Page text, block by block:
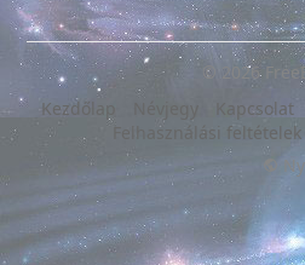
© 2026
Kezdőlap
Névjegy Kapcsolat
Felhasználási feltételek